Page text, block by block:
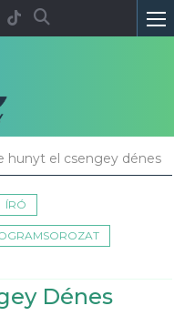
hunyt el csengey dénes
ÍRÓ
Dénes